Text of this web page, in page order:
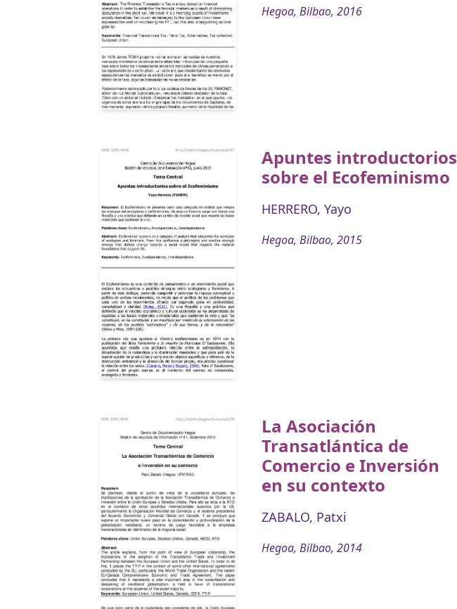
Hegoa, Bilbao, 2016
Apuntes introductorios
sobre el Ecofeminismo
HERRERO, Yayo
Hegoa, Bilbao, 2015
La Asociación
Transatlántica de
Comercio e Inversión
en su contexto
ZABALO, Patxi
Hegoa, Bilbao, 2014